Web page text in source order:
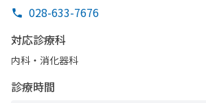
028-633-7676
対応診療科
内科・​消化器科
診療時間